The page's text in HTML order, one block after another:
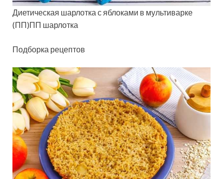
Диетическая шарлотка с яблоками в мультиварке
(ПП)ПП шарлотка
Подборка рецептов